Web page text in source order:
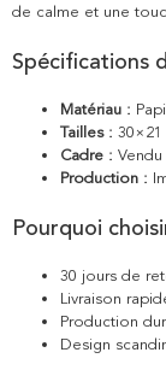
de calme et une
Spécifications
Matériau :
Tailles :
Cadre :
Production :
Pourquoi
30 jours de
Livraison
Production
Design